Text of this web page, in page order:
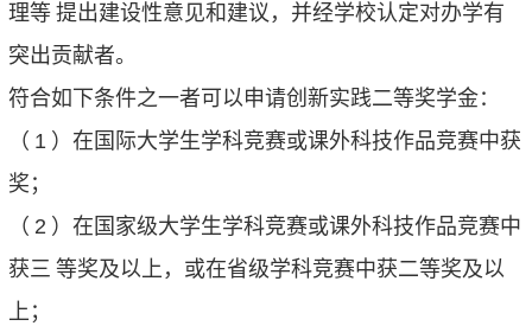
理等 提出建设性意见和建议，并经学校认定对办学有
突出贡献者。
符合如下条件之一者可以申请创新实践二等奖学金：
（ 1 ）在国际大学生学科竞赛或课外科技作品竞赛中获
奖；
（ 2 ）在国家级大学生学科竞赛或课外科技作品竞赛中
获三 等奖及以上，或在省级学科竞赛中获二等奖及以
上；